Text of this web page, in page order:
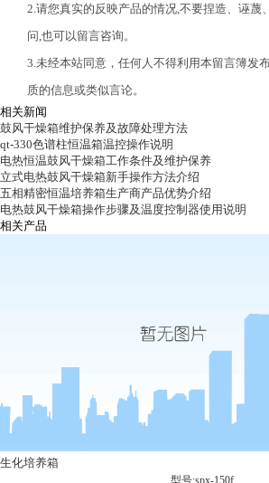
2.请您真实的反映产品的情况,不要捏造、诬蔑
问,也可以留言咨询。
3.未经本站同意，任何人不得利用本留言簿发
质的信息或类似言论。
相关新闻
鼓风干燥箱维护保养及故障处理方法
qt-330色谱柱恒温箱温控操作说明
电热恒温鼓风干燥箱工作条件及维护保养
立式电热鼓风干燥箱新手操作方法介绍
五相精密恒温培养箱生产商产品优势介绍
电热鼓风干燥箱操作步骤及温度控制器使用说明
相关产品
生化培养箱
型号:spx-150f